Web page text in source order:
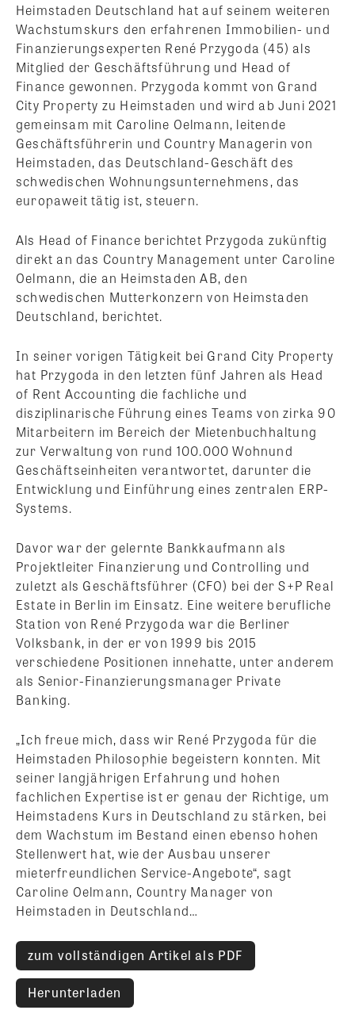
Heimstaden Deutschland hat auf seinem weiteren
Wachstumskurs den erfahrenen Immobilien- und
Finanzierungsexperten René Przygoda (45) als
Mitglied der Geschäftsführung und Head of
Finance gewonnen. Przygoda kommt von Grand
City Property zu Heimstaden und wird ab Juni 2021
gemeinsam mit Caroline Oelmann, leitende
Geschäftsführerin und Country Managerin von
Heimstaden, das Deutschland-Geschäft des
schwedischen Wohnungsunternehmens, das
europaweit tätig ist, steuern.
Als Head of Finance berichtet Przygoda zukünftig
direkt an das Country Management unter Caroline
Oelmann, die an Heimstaden AB, den
schwedischen Mutterkonzern von Heimstaden
Deutschland, berichtet.
In seiner vorigen Tätigkeit bei Grand City Property
hat Przygoda in den letzten fünf Jahren als Head
of Rent Accounting die fachliche und
disziplinarische Führung eines Teams von zirka 90
Mitarbeitern im Bereich der Mietenbuchhaltung
zur Verwaltung von rund 100.000 Wohnund
Geschäftseinheiten verantwortet, darunter die
Entwicklung und Einführung eines zentralen ERP-
Systems.
Davor war der gelernte Bankkaufmann als
Projektleiter Finanzierung und Controlling und
zuletzt als Geschäftsführer (CFO) bei der S+P Real
Estate in Berlin im Einsatz. Eine weitere berufliche
Station von René Przygoda war die Berliner
Volksbank, in der er von 1999 bis 2015
verschiedene Positionen innehatte, unter anderem
als Senior-Finanzierungsmanager Private
Banking.
„Ich freue mich, dass wir René Przygoda für die
Heimstaden Philosophie begeistern konnten. Mit
seiner langjährigen Erfahrung und hohen
fachlichen Expertise ist er genau der Richtige, um
Heimstadens Kurs in Deutschland zu stärken, bei
dem Wachstum im Bestand einen ebenso hohen
Stellenwert hat, wie der Ausbau unserer
mieterfreundlichen Service-Angebote“, sagt
Caroline Oelmann, Country Manager von
Heimstaden in Deutschland…
zum vollständigen Artikel als PDF
Herunterladen